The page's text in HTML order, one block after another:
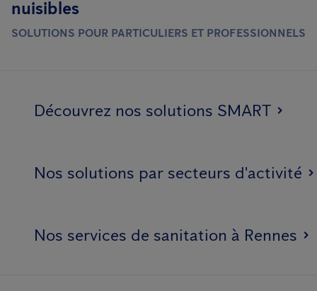
antiparasitaire pour garantir une élimination sécuritaire.
nuisibles
SOLUTIONS POUR PARTICULIERS ET PROFESSIONNELS
Découvrez nos solutions SMART
Nos solutions par secteurs d'activité
Nos services de sanitation à Rennes